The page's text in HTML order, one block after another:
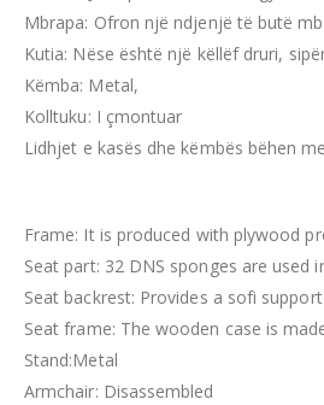
Mbrapa: Ofron një ndjenjë të butë
Kutia: Nëse është një këllëf druri,
Këmba: Metal,
Kolltuku: I çmontuar
Lidhjet e kasës dhe këmbës bëhen
Frame: It is produced with plywood
Seat part: 32 DNS sponges are used
Seat backrest: Provides a sofi
Seat frame: The wooden case is
Stand:Metal
Armchair: Disassembled